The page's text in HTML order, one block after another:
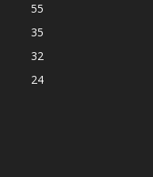
55
35
32
24